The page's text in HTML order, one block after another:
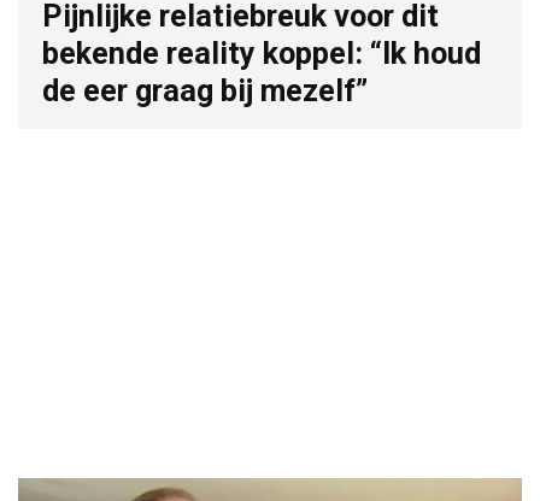
Pijnlijke relatiebreuk voor dit
bekende reality koppel: “Ik houd
de eer graag bij mezelf”